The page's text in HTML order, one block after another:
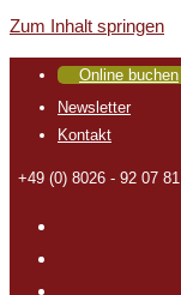
Zum Inhalt springen
Online buchen
Newsletter
Kontakt
+49 (0) 8026 - 92 07 81